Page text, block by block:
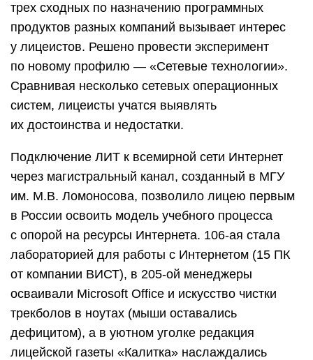
трех сходных по назначению программных
продуктов разных компаний вызывает интерес
у лицеистов. Решено провести эксперимент
по новому профилю — «Сетевые технологии».
Сравнивая несколько сетевых операционных
систем, лицеисты учатся выявлять
их достоинства и недостатки.
Подключение ЛИТ к всемирной сети Интернет
через магистральный канал, созданный в МГУ
им. М.В. Ломоносова, позволило лицею первым
в России освоить модель учебного процесса
с опорой на ресурсы Интернета. 106-ая стала
лабораторией для работы с Интернетом (15 ПК
от компании ВИСТ), в 205-ой менеджеры
осваивали Microsoft Office и искусство чистки
трекболов в ноутах (мыши оставались
дефицитом), а в уютном уголке редакция
лицейской газеты «Калитка» наслаждались